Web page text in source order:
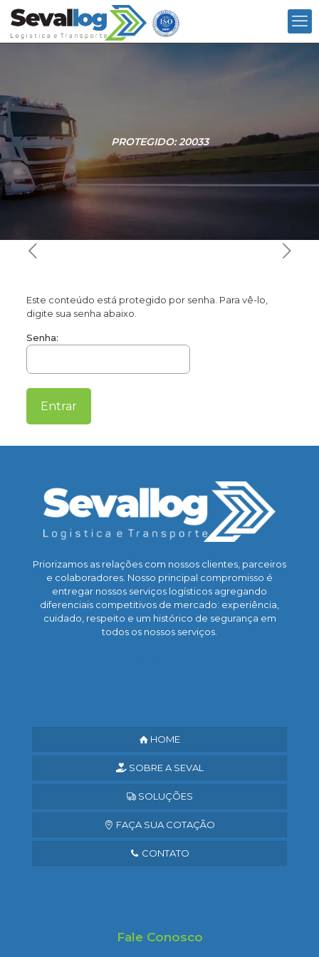
PROTEGIDO: 20033
Este conteúdo está protegido por senha. Para vê-lo,
digite sua senha abaixo.
Senha:
Priorizamos as relações com nossos clientes, parceiros
e colaboradores. Nosso principal compromisso é
entregar nossos serviços logísticos agregando
diferenciais competitivos de mercado: experiência,
cuidado, respeito e um histórico de segurança em
todos os nossos serviços.
HOME
SOBRE A SEVAL
SOLUÇÕES
FAÇA SUA COTAÇÃO
CONTATO
Fale Conosco